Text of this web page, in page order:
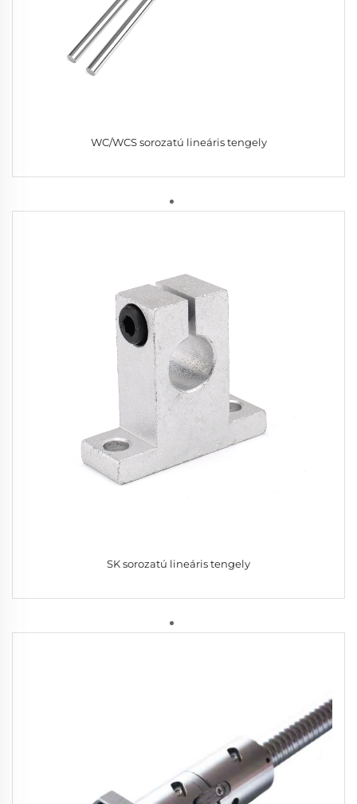
WC/WCS sorozatú lineáris tengely
SK sorozatú lineáris tengely